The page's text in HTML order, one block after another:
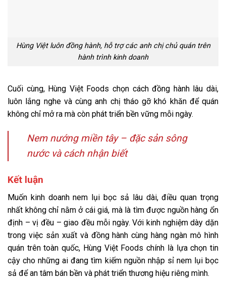
Hùng Việt luôn đồng hành, hỗ trợ các anh chị chủ quán trên
hành trình kinh doanh
Cuối cùng, Hùng Việt Foods chọn cách đồng hành lâu dài,
luôn lắng nghe và cùng anh chị tháo gỡ khó khăn để quán
không chỉ mở ra mà còn phát triển bền vững mỗi ngày.
Nem nướng miền tây – đặc sản sông
nước và cách nhận biết
Kết luận
Muốn kinh doanh nem lụi bọc sả lâu dài, điều quan trọng
nhất không chỉ nằm ở cái giá, mà là tìm được nguồn hàng ổn
định – vị đều – giao đều mỗi ngày. Với kinh nghiệm dày dặn
trong việc sản xuất và đồng hành cùng hàng ngàn mô hình
quán trên toàn quốc, Hùng Việt Foods chính là lựa chọn tin
cậy cho những ai đang tìm kiếm nguồn nhập sỉ nem lụi bọc
sả để an tâm bán bền và phát triển thương hiệu riêng mình.